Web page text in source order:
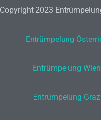
Copyright 2023
Entrümpelung
Entrümpelung Wien
Entrümpelung Graz